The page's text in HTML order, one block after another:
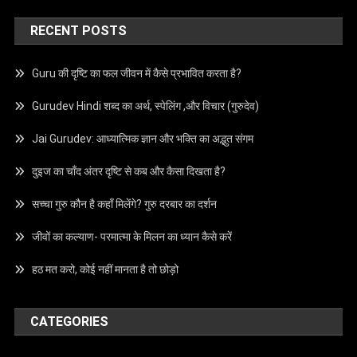
RECENT POSTS
Guru की दृष्टि का फल जीवन में कैसे प्रभावित करता है?
Gurudev Hindi शब्द का अर्थ, स्पेलिंग ,और विचार (गुरुदेव)
Jai Gurudev: आध्यात्मिक ज्ञान और भक्ति का अद्भुत संगम
दुइज का चाँद अंतर दृष्टि से कब और कैसा दिखता है?
सच्चा गुरु कौन है कहाँ मिलेंगे? गुरु दरबार का दर्शन
जीवों का कल्याण- परमात्मा के मिलन का ध्यान कैसे करें
हठ मत करो, कोई नहीं मानता है तो छोड़ो
CATEGORIES